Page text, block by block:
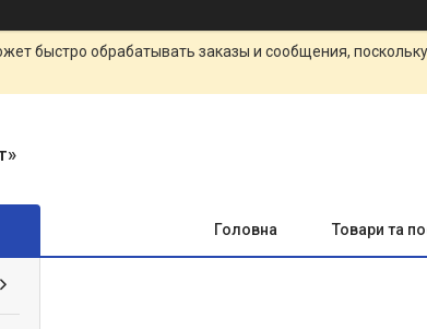
быстро обрабатывать заказы и сообщения,
Головна Товари та